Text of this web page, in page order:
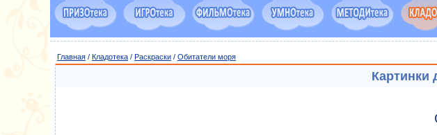
Главная / Кладотека / Раскраски / Обитатели моря
Картинки